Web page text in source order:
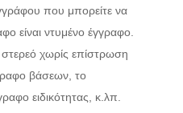
που μπορείτε να
είναι ντυμένο έγγραφο.
στερεό χωρίς επίστρωση
βάσεων, το
ειδικότητας, κ.λπ.